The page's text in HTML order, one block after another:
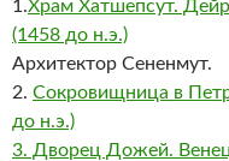
1.Храм Хатшепсут.
(1458 до н.э.)
Архитектор Сененмут.
2. Сокровищница в
до н.э.)
3. Дворец Дожей.